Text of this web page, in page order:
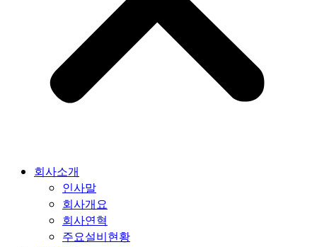
회사소개
인사말
회사개요
회사연혁
주요설비현황